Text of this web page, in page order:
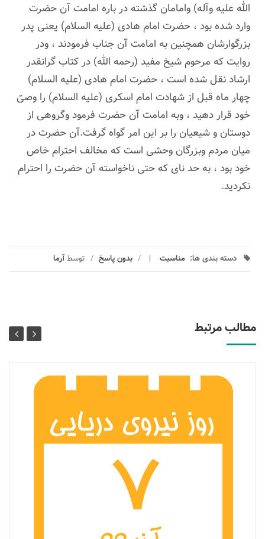
الله علیه وآله) وامامان گذشته در باره امامت آن حضرت
وارد شده بود ، حضرت امام هادی (علیه السلام) یعنى پدر
بزرگوارشان همچنین به امامت آن جناب فرمودند ، ودر
روایت که مرحوم شیخ مفید (رحمه الله) در کتاب گرانقدر
ارشاد نقل شده است ، حضرت امام هادی (علیه السلام)
چهار ماه قبل از شهادت امام اسکرى (علیه السلام) را وصىّ
خود قرار دهید ، وبه امامت آن حضرت فرمود وگروهى از
دوستان و شیعیان را بر این امر گواه گرفت.آن حضرت در
میان مردم وبزرگان وحشی است که مخالف احترام خاص
خود بود ، به حد نای که حتی ناخواسته آن حضرت را احترام
نکردید.
دسته بندی ها: مناسبت / بدون پاسخ / توسطآرما
مطالب مرتبط